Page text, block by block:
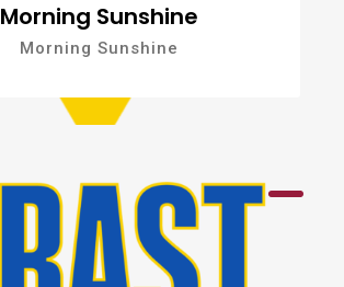
Morning Sunshine
Morning Sunshine